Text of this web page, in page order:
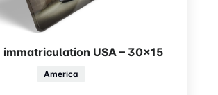
immatriculation USA – 30×15
America